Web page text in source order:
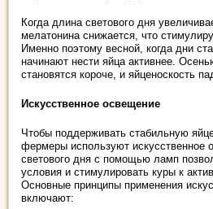
Когда длина светового дня
мелатонина снижается, что
Именно поэтому весной, когда дни
начинают нести яйца активнее.
становятся короче, и яйценоскость
Искусственное освещение
Чтобы поддерживать стабильную
фермеры используют искусственное
светового дня с помощью ламп
условия и стимулировать куры к
Основные принципы применения
включают: